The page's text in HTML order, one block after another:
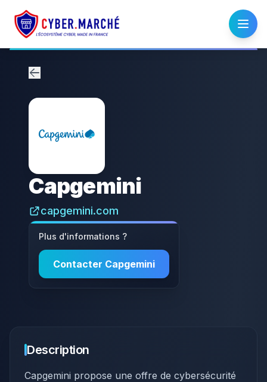
Capgemini
capgemini.com
Plus d'informations ?
Contacter Capgemini
Description
Capgemini propose une offre de cybersécurité